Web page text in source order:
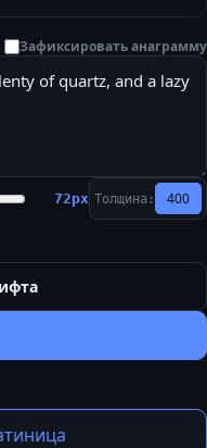
Зафиксировать анаграмму
72px Толщина: 400